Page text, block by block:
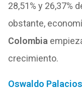
28,51% y 26,37%
obstante,
Colombia
crecimiento.
Oswaldo Palacios